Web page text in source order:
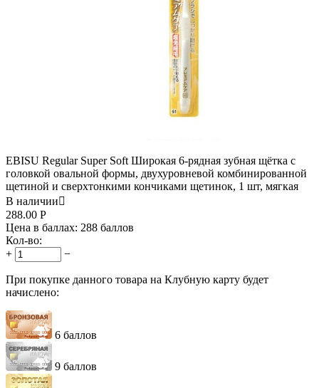
EBISU Regular Super Soft Широкая 6-рядная зубная щётка с
головкой овальной формы, двухуровневой комбинированной
щетиной и сверхтонкими кончиками щетинок, 1 шт, мягкая
В наличии
288.00 Р
Цена в баллах: 288 баллов
Кол-во:
+
−
При покупке данного товара на Клубную карту будет
начислено:
6 баллов
9 баллов